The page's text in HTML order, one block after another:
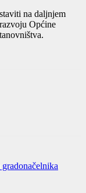
na daljnjem
Općine